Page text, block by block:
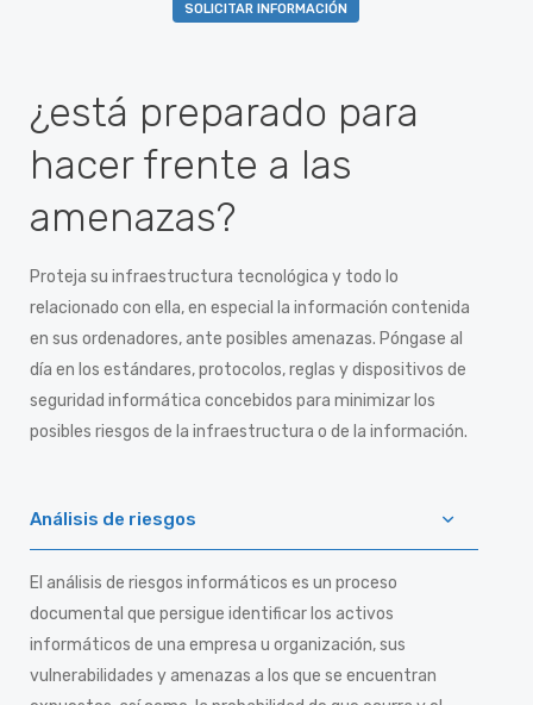
SOLICITAR INFORMACIÓN
¿está preparado para
hacer frente a las
amenazas?
Proteja su infraestructura tecnológica y todo lo
relacionado con ella, en especial la información contenida
en sus ordenadores, ante posibles amenazas. Póngase al
día en los estándares, protocolos, reglas y dispositivos de
seguridad informática concebidos para minimizar los
posibles riesgos de la infraestructura o de la información.
Análisis de riesgos
El análisis de riesgos informáticos es un proceso
documental que persigue identificar los activos
informáticos de una empresa u organización, sus
vulnerabilidades y amenazas a los que se encuentran